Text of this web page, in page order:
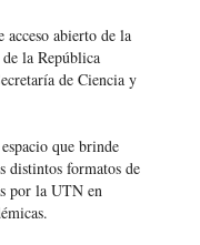
abierto de la
la República
de Ciencia y
que brinde
distintos formatos de
por la UTN en